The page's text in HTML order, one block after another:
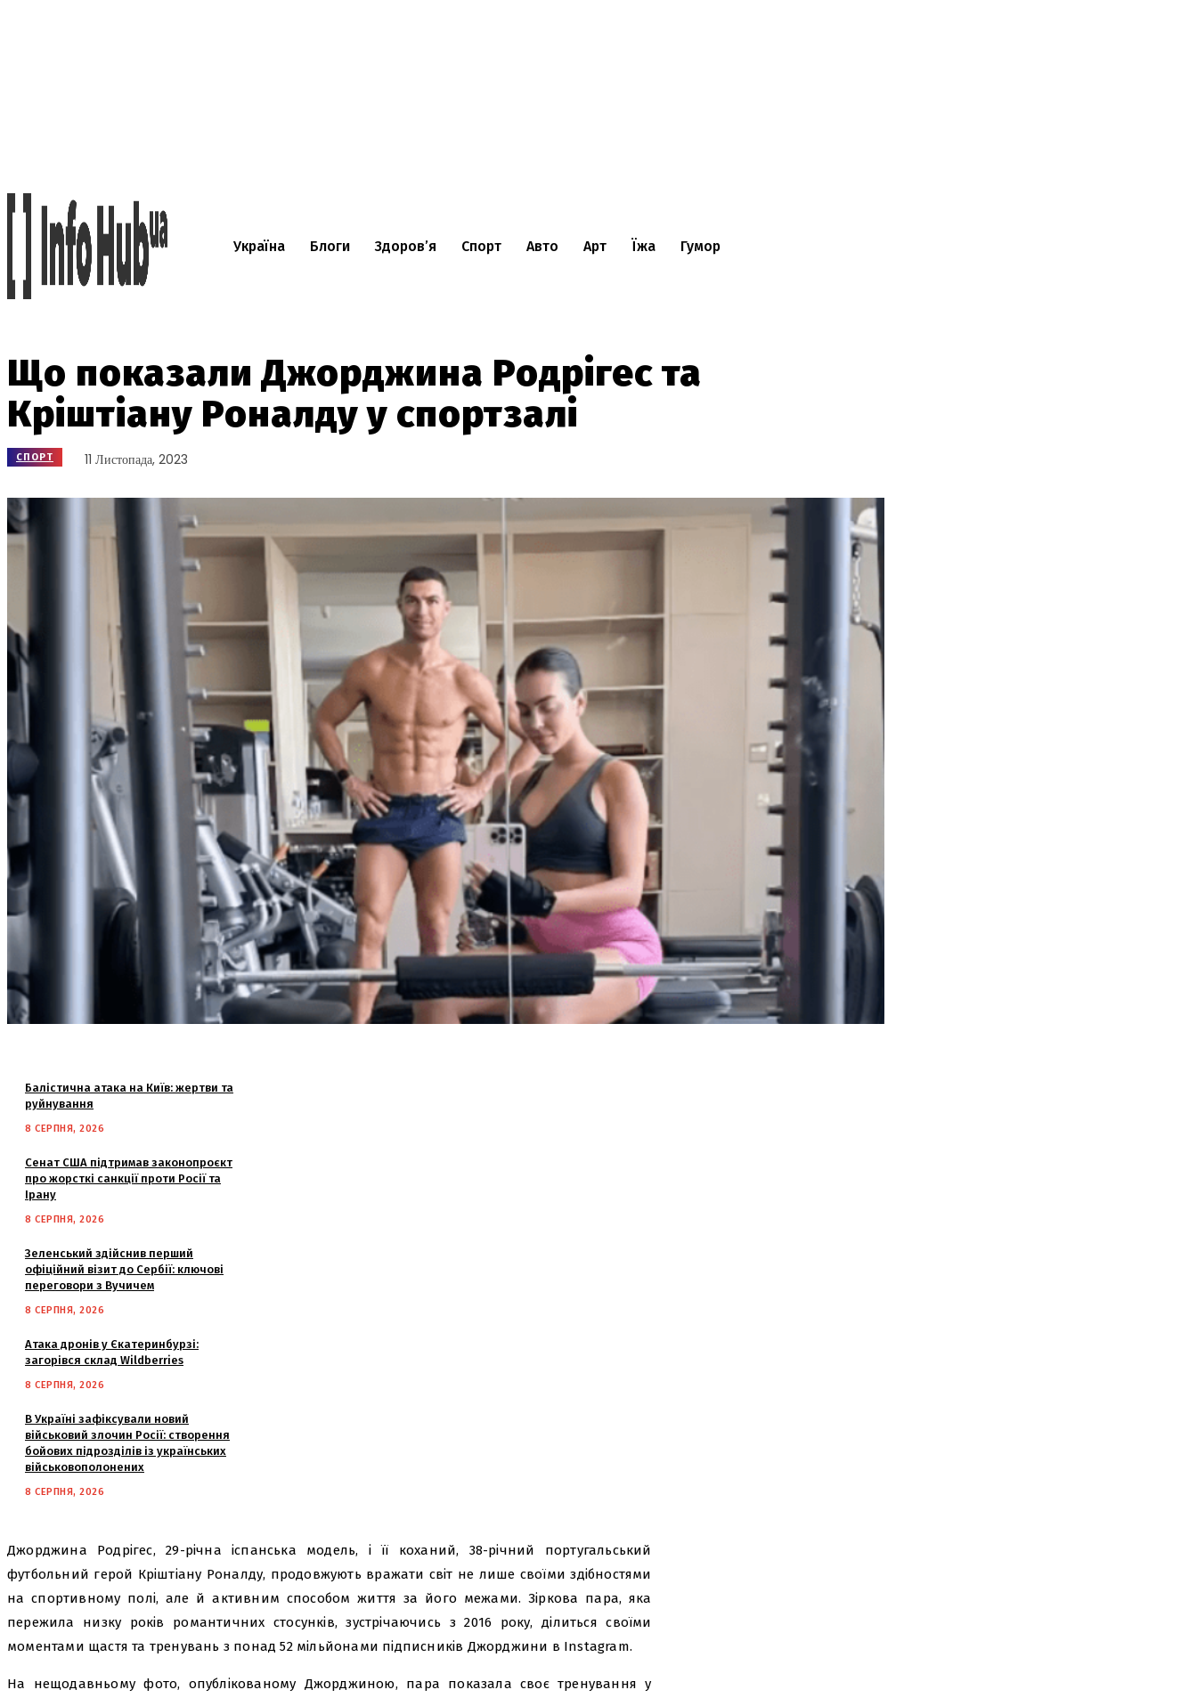
Україна Блоги Здоров’я Спорт Авто Арт Їжа Гумор
Що показали Джорджина Родрігес та
Кріштіану Роналду у спортзалі
СПОРТ 11 Листопада, 2023
Балістична атака на Київ: жертви та
руйнування
8 СЕРПНЯ, 2026
Сенат США підтримав законопроєкт
про жорсткі санкції проти Росії та
Ірану
8 СЕРПНЯ, 2026
Зеленський здійснив перший
офіційний візит до Сербії: ключові
переговори з Вучичем
8 СЕРПНЯ, 2026
Атака дронів у Єкатеринбурзі:
загорівся склад Wildberries
8 СЕРПНЯ, 2026
В Україні зафіксували новий
військовий злочин Росії: створення
бойових підрозділів із українських
військовополонених
8 СЕРПНЯ, 2026
Джорджина Родрігес, 29-річна іспанська модель, і її коханий, 38-річний португальський
футбольний герой Кріштіану Роналду, продовжують вражати світ не лише своїми здібностями
на спортивному полі, але й активним способом життя за його межами. Зіркова пара, яка
пережила низку років романтичних стосунків, зустрічаючись з 2016 року, ділиться своїми
моментами щастя та тренувань з понад 52 мільйонами підписників Джорджини в Instagram.
На нещодавньому фото, опублікованому Джорджиною, пара показала своє тренування у